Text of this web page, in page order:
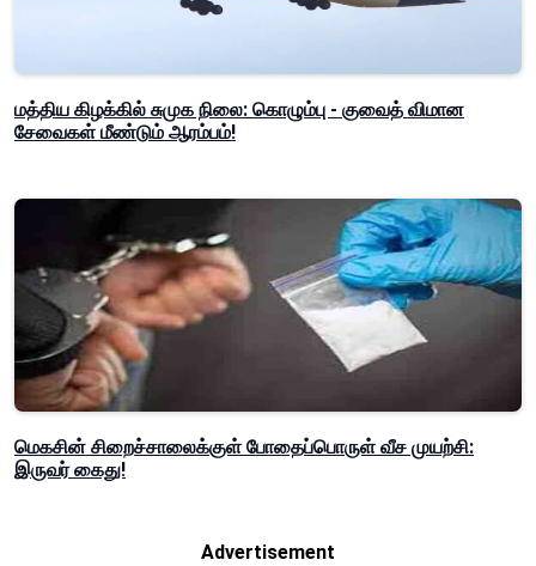
மத்திய கிழக்கில் சுமுக நிலை: கொழும்பு - குவைத் விமான
சேவைகள் மீண்டும் ஆரம்பம்!
மெகசின் சிறைச்சாலைக்குள் போதைப்பொருள் வீச முயற்சி:
இருவர் கைது!
Advertisement